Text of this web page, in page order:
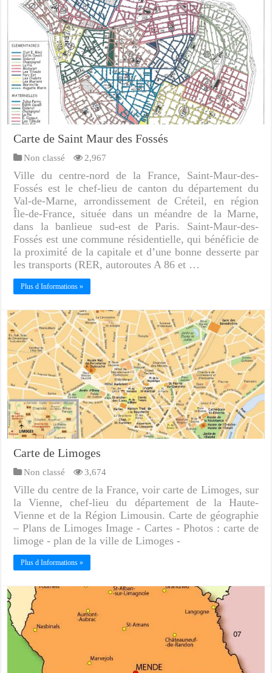
Carte de Saint Maur des Fossés
Non classé 2,967
Ville du centre-nord de la France, Saint-Maur-des-
Fossés est le chef-lieu de canton du département du
Val-de-Marne, arrondissement de Créteil, en région
Île-de-France, située dans un méandre de la Marne,
dans la banlieue sud-est de Paris. Saint-Maur-des-
Fossés est une commune résidentielle, qui bénéficie de
la proximité de la capitale et d’une bonne desserte par
les transports (RER, autoroutes A 86 et …
Plus d Informations »
Carte de Limoges
Non classé 3,674
Ville du centre de la France, voir carte de Limoges, sur
la Vienne, chef-lieu du département de la Haute-
Vienne et de la Région Limousin. Carte de géographie
– Plans de Limoges Image - Cartes - Photos : carte de
limoge - plan de la ville de Limoges -
Plus d Informations »